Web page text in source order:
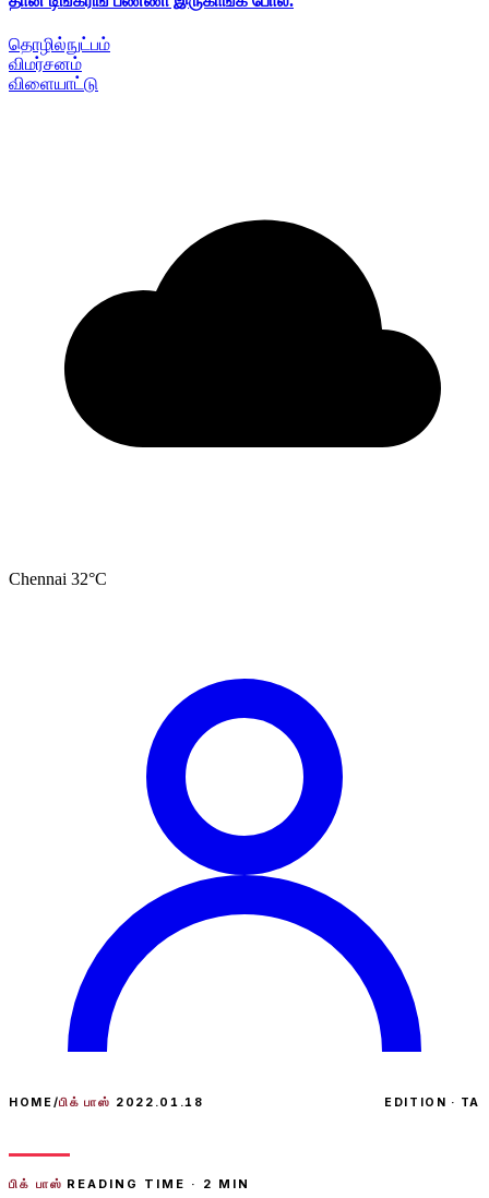
தொழில்நுட்பம்
விமர்சனம்
விளையாட்டு
Chennai 32°C
HOME/பிக் பாஸ் 2022.01.18 EDITION · TA
பிக் பாஸ் READING TIME · 2 MIN